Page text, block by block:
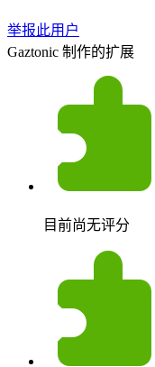
举报此用户
Gaztonic 制作的扩展
目前尚无评分